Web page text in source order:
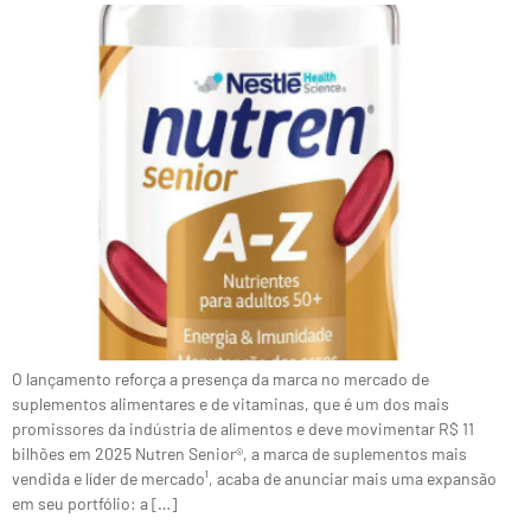
O lançamento reforça a presença da marca no mercado de
suplementos alimentares e de vitaminas, que é um dos mais
promissores da indústria de alimentos e deve movimentar R$ 11
bilhões em 2025 Nutren Senior®, a marca de suplementos mais
vendida e líder de mercado¹, acaba de anunciar mais uma expansão
em seu portfólio: a […]